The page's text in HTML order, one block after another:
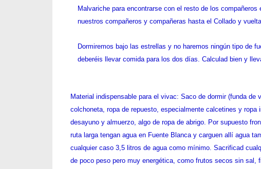
desde Alhama para
llegar a Fuente Bermeja,
haremos acompañando a
y vuelta.
llevar comida para los dos días. Calculad bien y llevad el
Material indispensable para el vivac: Saco de dormir (funda de
aunque no es imprescindible), colchoneta, ropa de repuesto,
calcetines y ropa interior, agua suficiente comida para la cena,